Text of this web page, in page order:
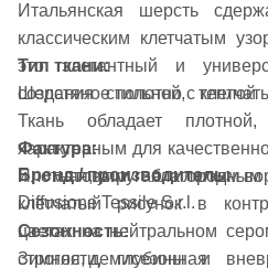
Итальянская шерсть
классическим клетчатым
это элегантный и
создания стильной,
Ткань обладает
характерным для
и матовым
клетчатый рисунок в
цветах на нейтральном
строгости, глубины и
Тип ткани:
Шерстяное полотно с
Фактура:
Плотная, упругая, с легким
Сезонность:
Зимняя, демисезонная
Бренд / производитель:
Diffusione Tessile S.r.l.